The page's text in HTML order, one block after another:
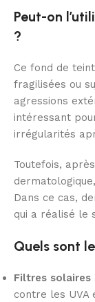
Peut-on
?
Ce fond de
fragilisées ou
agressions
intéressant
irrégularités
Toutefois,
Dans ce cas,
qui a réalisé le
Quels sont
Filtres solaires
contre les UVA